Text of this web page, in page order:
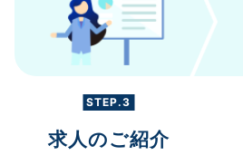
STEP.3
求人のご紹介